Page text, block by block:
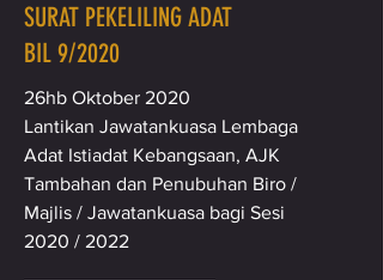
SURAT PEKELILING ADAT
BIL 9/2020
26hb Oktober 2020
Lantikan Jawatankuasa Lembaga
Adat Istiadat Kebangsaan, AJK
Tambahan dan Penubuhan Biro /
Majlis / Jawatankuasa bagi Sesi
2020 / 2022